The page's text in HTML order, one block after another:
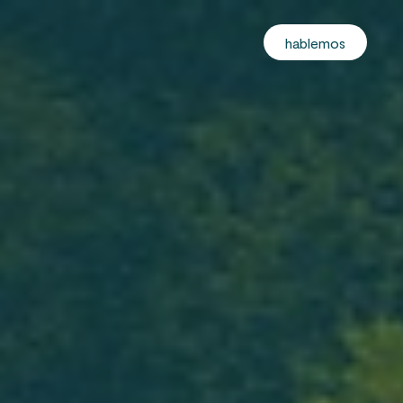
hablemos